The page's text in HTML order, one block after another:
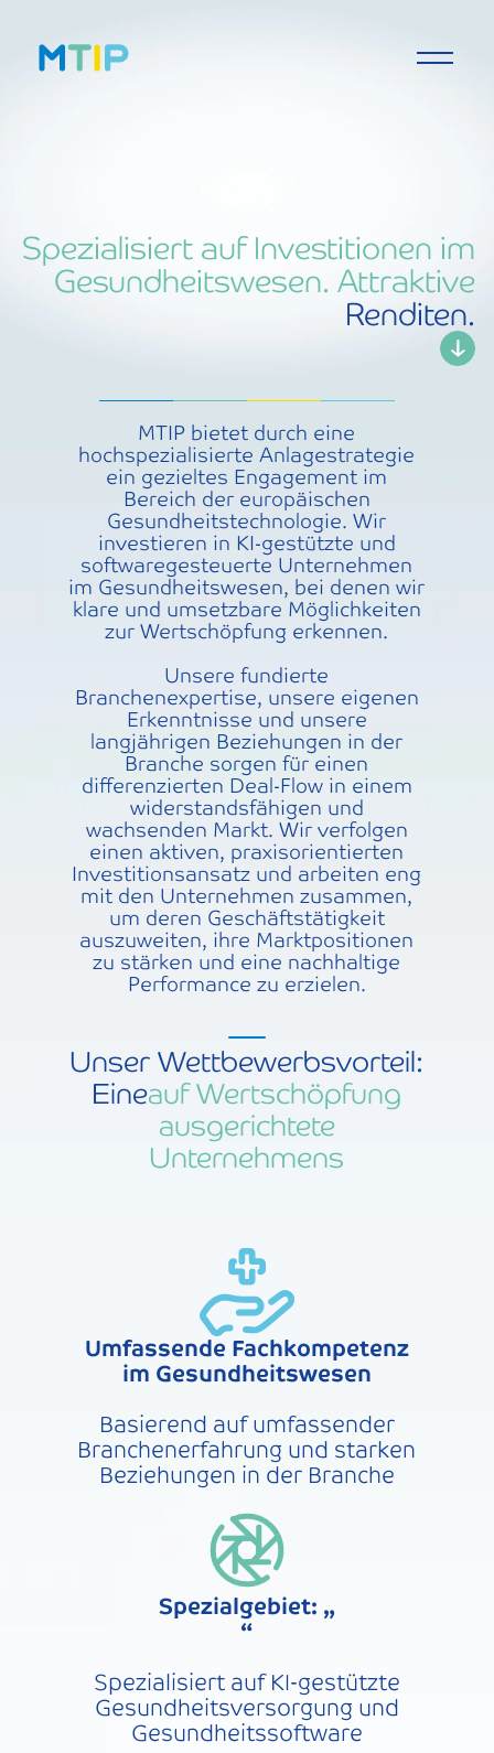
Spezialisiert auf Investitionen im
Gesundheitswesen. Attraktive
Renditen.
MTIP bietet durch eine
hochspezialisierte Anlagestrategie
ein gezieltes Engagement im
Bereich der europäischen
Gesundheitstechnologie. Wir
investieren in KI-gestützte und
softwaregesteuerte Unternehmen
im Gesundheitswesen, bei denen wir
klare und umsetzbare Möglichkeiten
zur Wertschöpfung erkennen.
Unsere fundierte
Branchenexpertise, unsere eigenen
Erkenntnisse und unsere
langjährigen Beziehungen in der
Branche sorgen für einen
differenzierten Deal-Flow in einem
widerstandsfähigen und
wachsenden Markt. Wir verfolgen
einen aktiven, praxisorientierten
Investitionsansatz und arbeiten eng
mit den Unternehmen zusammen,
um deren Geschäftstätigkeit
auszuweiten, ihre Marktpositionen
zu stärken und eine nachhaltige
Performance zu erzielen.
Unser Wettbewerbsvorteil:
Eineauf Wertschöpfung
ausgerichtete
Unternehmens
Umfassende Fachkompetenz
im Gesundheitswesen
Basierend auf umfassender
Branchenerfahrung und starken
Beziehungen in der Branche
Spezialgebiet: „
“
Spezialisiert auf KI-gestützte
Gesundheitsversorgung und
Gesundheitssoftware